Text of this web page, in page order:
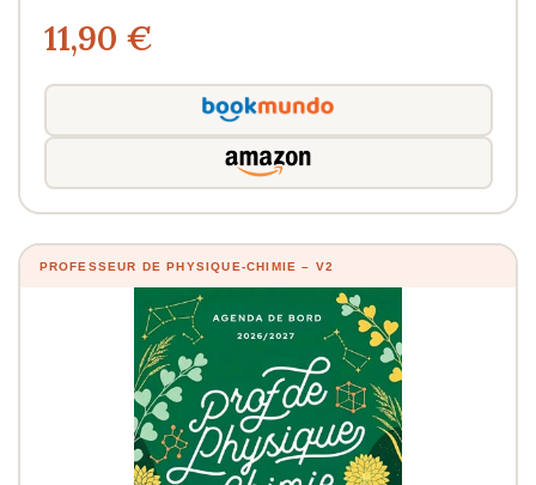
11,90 €
PROFESSEUR DE PHYSIQUE-CHIMIE – V2